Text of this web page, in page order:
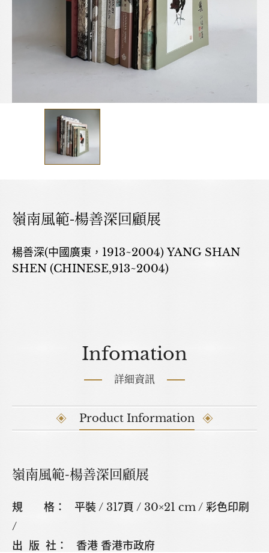
嶺南風範-楊善深回顧展
楊善深(中國廣東，1913~2004) YANG SHAN
SHEN (CHINESE,913~2004)
Infomation
詳細資訊
Product Information
嶺南風範-楊善深回顧展
規 格： 平裝 / 317頁 / 30×21 cm / 彩色印刷
/
出 版 社： 香港 香港市政府